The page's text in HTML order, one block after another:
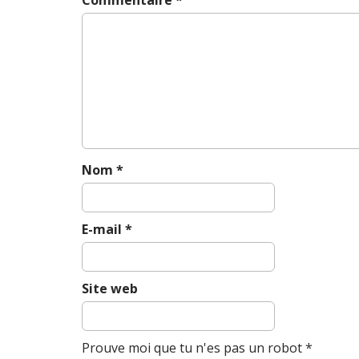
v
o
n
Nom *
E-mail *
Site web
Prouve moi que tu n'es pas un robot*